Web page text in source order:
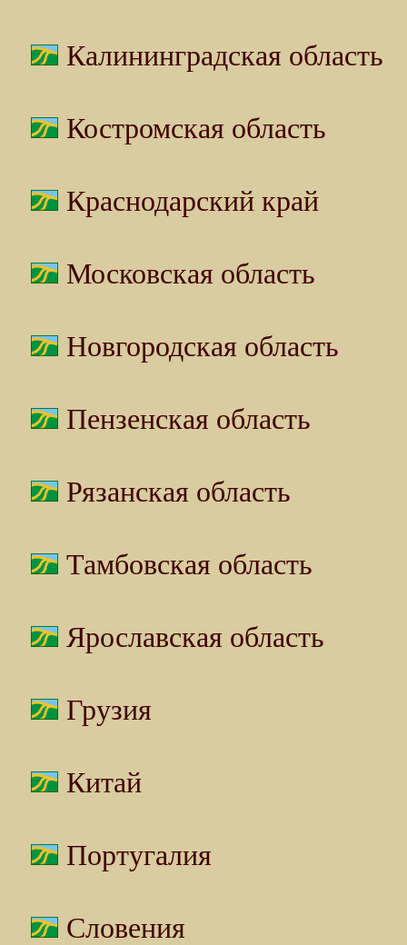
Калининградская область
Костромская область
Краснодарский край
Московская область
Новгородская область
Пензенская область
Рязанская область
Тамбовская область
Ярославская область
Грузия
Китай
Португалия
Словения